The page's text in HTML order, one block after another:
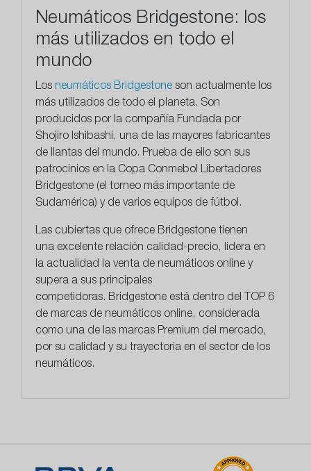
Neumáticos Bridgestone: los
más utilizados en todo el
mundo
Los neumáticos Bridgestone son actualmente los
más utilizados de todo el planeta. Son
producidos por la compañía Fundada por
Shojiro Ishibashi, una de las mayores fabricantes
de llantas del mundo. Prueba de ello son sus
patrocinios en la Copa Conmebol Libertadores
Bridgestone (el torneo más importante de
Sudamérica) y de varios equipos de fútbol.
Las cubiertas que ofrece Bridgestone tienen
una excelente relación calidad-precio, lidera en
la actualidad la venta de neumáticos online y
supera a sus principales
competidoras. Bridgestone está dentro del TOP 6
de marcas de neumáticos online, considerada
como una de las marcas Premium del mercado,
por su calidad y su trayectoria en el sector de los
neumáticos.